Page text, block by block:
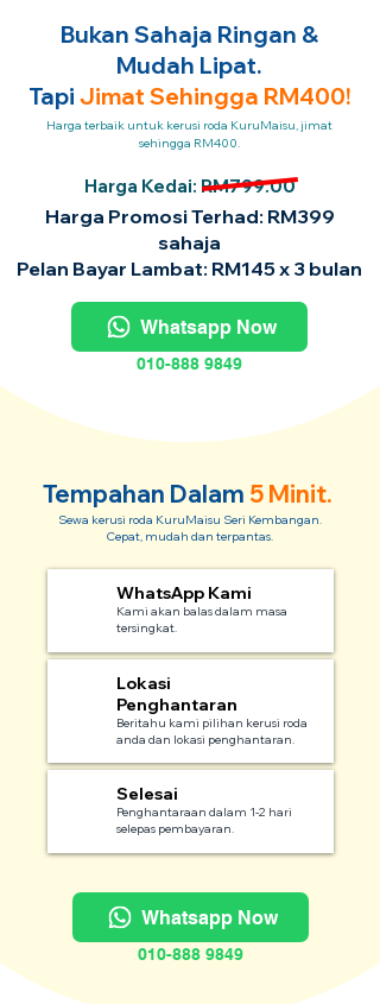
Bukan Sahaja Ringan &
Mudah Lipat.
Tapi Jimat Sehingga RM400!
Harga terbaik untuk kerusi roda KuruMaisu, jimat
sehingga RM400.
Harga Kedai: RM799.00
Harga Promosi Terhad: RM399
sahaja
Pelan Bayar Lambat: RM145 x 3 bulan
Whatsapp Now
010-888 9849
Tempahan Dalam 5 Minit.
Sewa kerusi roda KuruMaisu Seri Kembangan.
Cepat, mudah dan terpantas.
WhatsApp Kami
Kami akan balas dalam masa
tersingkat.
Lokasi
Penghantaran
Beritahu kami pilihan kerusi roda
anda dan lokasi penghantaran.
Selesai
Penghantaraan dalam 1-2 hari
selepas pembayaran.
Whatsapp Now
010-888 9849